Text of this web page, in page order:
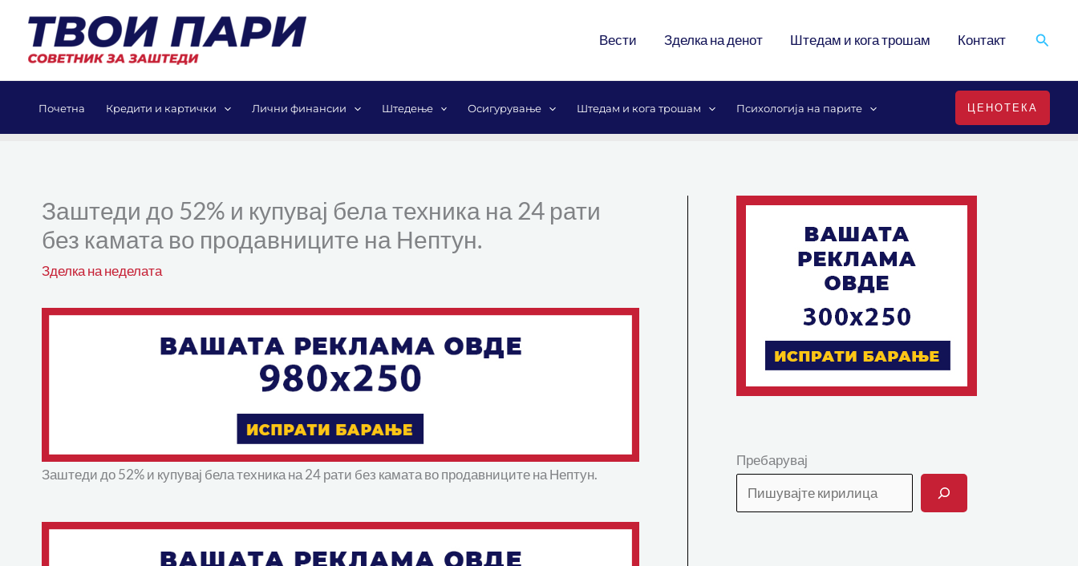
content
Вести Зделка на денот Штедам и кога трошам Контакт Search
Почетна Кредити и картички Лични финансии Штедење Осигурување Штедам и кога трошам Психологија на парите ЦЕНОТЕКА
Заштеди до 52% и купувај бела техника на 24 рати
без камата во продавниците на Нептун.
Зделка на неделата
Заштеди до 52% и купувај бела техника на 24 рати без камата во продавниците на Нептун.
Пребарувај